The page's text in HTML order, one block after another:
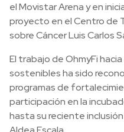
el Movistar Arena y en
proyecto en el Centro de
sobre Cáncer Luis Carlos
El trabajo de OhmyFi
sostenibles ha sido
programas de
participación en la
hasta su reciente